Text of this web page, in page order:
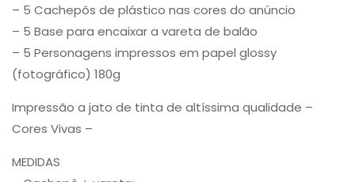
– 5 Cachepôs de plástico nas cores do anúncio
– 5 Base para encaixar a vareta de balão
– 5 Personagens impressos em papel glossy
(fotográfico) 180g
Impressão a jato de tinta de altíssima qualidade –
Cores Vivas –
MEDIDAS